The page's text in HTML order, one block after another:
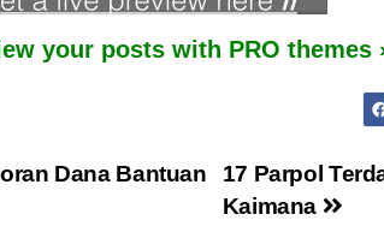
your posts with PRO themes
17 Parpol
Kaimana
Dana Bantuan